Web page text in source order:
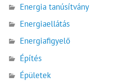
Energia tanúsítvány
Energiaellátás
Energiafigyelő
Építés
Épületek